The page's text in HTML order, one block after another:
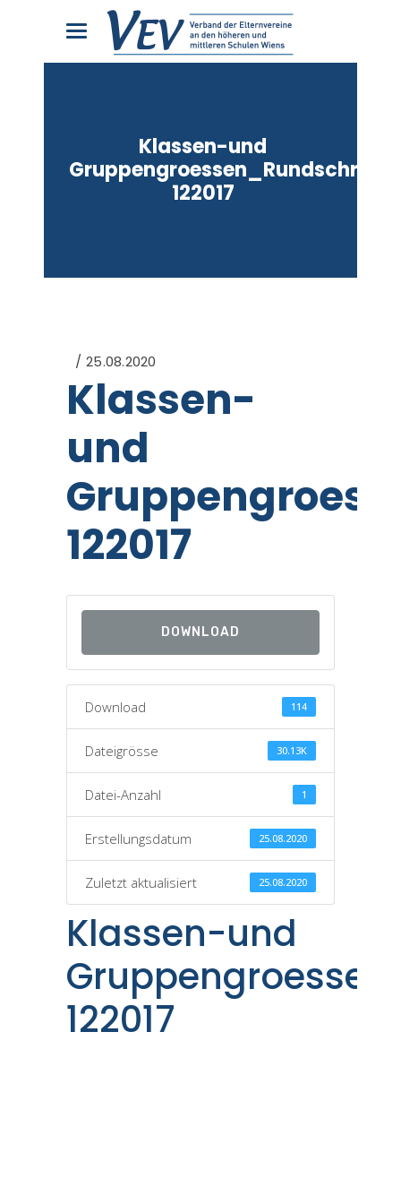
Klassen-und
122017
25.08.2020
Klassen-
und
122017
DOWNLOAD
Download 114
Dateigrösse 30.13K
Datei-Anzahl 1
Erstellungsdatum 25.08.2020
Zuletzt aktualisiert 25.08.2020
Klassen-und
122017